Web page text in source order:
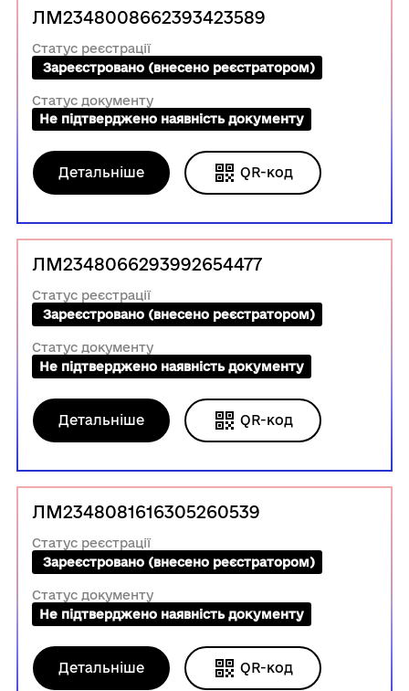
ЛМ2348008662393423589
Статус реєстрації
Зареєстровано (внесено реєстратором)
Статус документу
Не підтверджено наявність документу
Детальніше QR-код
ЛМ2348066293992654477
Статус реєстрації
Зареєстровано (внесено реєстратором)
Статус документу
Не підтверджено наявність документу
Детальніше QR-код
ЛМ2348081616305260539
Статус реєстрації
Зареєстровано (внесено реєстратором)
Статус документу
Не підтверджено наявність документу
Детальніше QR-код